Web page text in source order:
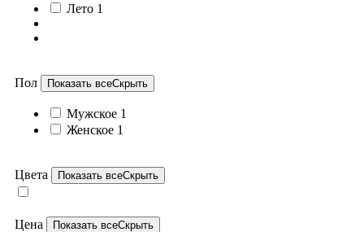
Лето 1
Пол Показать всеСкрыть
Мужское 1
Женское 1
Цвета Показать всеСкрыть
Цена Показать всеСкрыть